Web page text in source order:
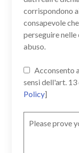
corrispondono
consapevole
perseguire
abuso.
Acconsento
sensi dell'art.
Policy]
Please prove